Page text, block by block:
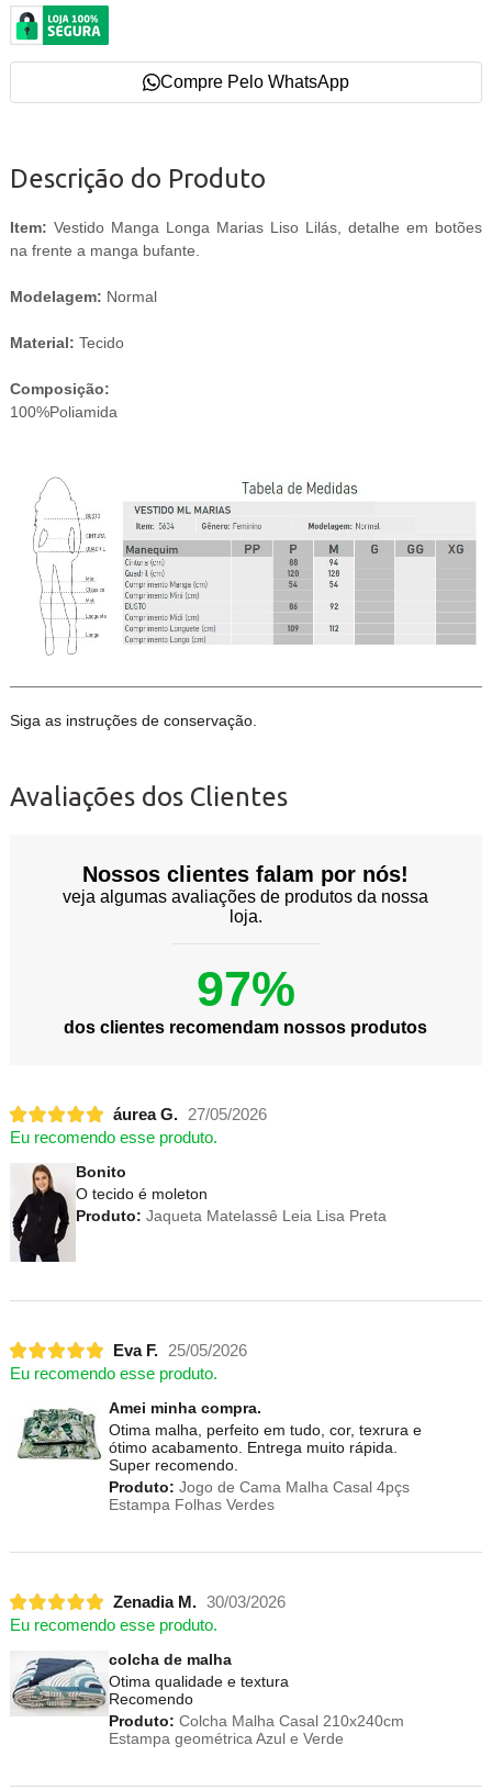
Compre Pelo WhatsApp
Descrição do Produto
Item: Vestido Manga Longa Marias Liso Lilás, detalhe em botões
na frente a manga bufante.
Modelagem: Normal
Material: Tecido
Composição:
100%Poliamida
Siga as instruções de conservação.
Avaliações dos Clientes
Nossos clientes falam por nós!
veja algumas avaliações de produtos da nossa
loja.
97%
dos clientes recomendam nossos produtos
áurea G.
27/05/2026
Eu recomendo esse produto.
Bonito
O tecido é moleton
Produto: Jaqueta Matelassê Leia Lisa Preta
Eva F.
25/05/2026
Eu recomendo esse produto.
Amei minha compra.
Otima malha, perfeito em tudo, cor, texrura e
ótimo acabamento. Entrega muito rápida.
Super recomendo.
Produto: Jogo de Cama Malha Casal 4pçs
Estampa Folhas Verdes
Zenadia M. 30/03/2026
Eu recomendo esse produto.
colcha de malha
Otima qualidade e textura
Recomendo
Produto: Colcha Malha Casal 210x240cm
Estampa geométrica Azul e Verde